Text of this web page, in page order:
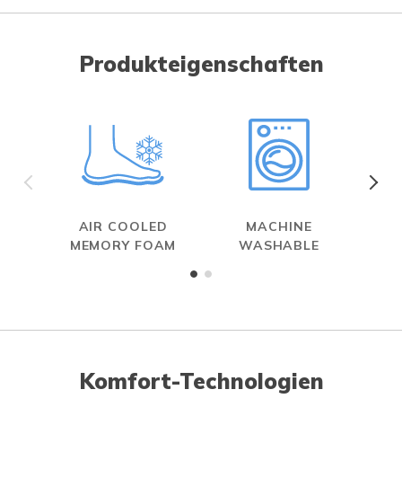
Produkteigenschaften
AIR COOLED
MEMORY FOAM
MACHINE
WASHABLE
Komfort-Technologien